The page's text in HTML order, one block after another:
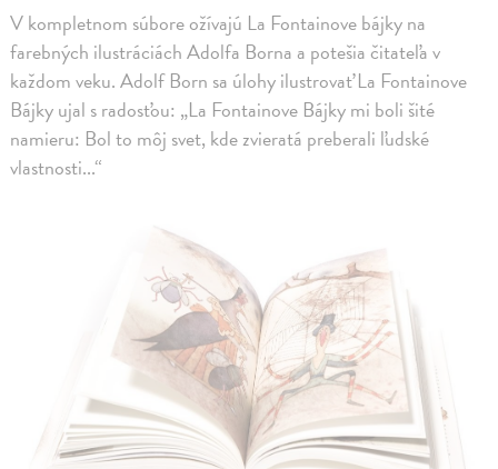
V kompletnom súbore ožívajú La Fontainove bájky na
farebných ilustráciách Adolfa Borna a potešia čitateľa v
každom veku. Adolf Born sa úlohy ilustrovať La Fontainove
Bájky ujal s radosťou: „La Fontainove Bájky mi boli šité
namieru: Bol to môj svet, kde zvieratá preberali ľudské
vlastnosti...“